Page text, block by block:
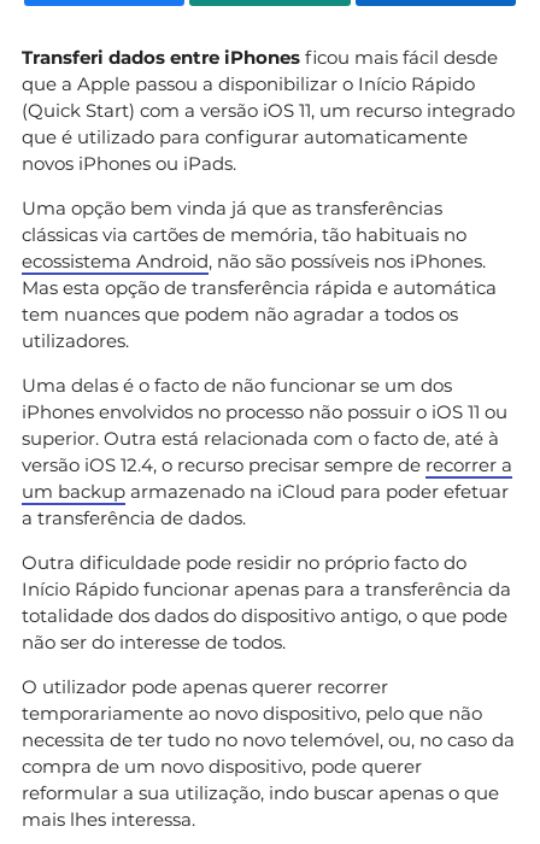
Transferi dados entre iPhones ficou mais fácil desde
que a Apple passou a disponibilizar o Início Rápido
(Quick Start) com a versão iOS 11, um recurso integrado
que é utilizado para configurar automaticamente
novos iPhones ou iPads.
Uma opção bem vinda já que as transferências
clássicas via cartões de memória, tão habituais no
ecossistema Android, não são possíveis nos iPhones.
Mas esta opção de transferência rápida e automática
tem nuances que podem não agradar a todos os
utilizadores.
Uma delas é o facto de não funcionar se um dos
iPhones envolvidos no processo não possuir o iOS 11 ou
superior. Outra está relacionada com o facto de, até à
versão iOS 12.4, o recurso precisar sempre de recorrer a
um backup armazenado na iCloud para poder efetuar
a transferência de dados.
Outra dificuldade pode residir no próprio facto do
Início Rápido funcionar apenas para a transferência da
totalidade dos dados do dispositivo antigo, o que pode
não ser do interesse de todos.
O utilizador pode apenas querer recorrer
temporariamente ao novo dispositivo, pelo que não
necessita de ter tudo no novo telemóvel, ou, no caso da
compra de um novo dispositivo, pode querer
reformular a sua utilização, indo buscar apenas o que
mais lhes interessa.